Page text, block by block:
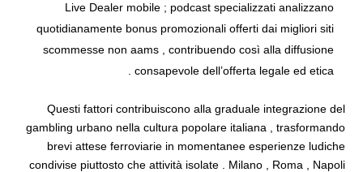
Live Dealer mobile ; podcast specializzati analizzano
quotidianamente bonus promozionali offerti dai migliori siti
scommesse non aams , contribuendo così alla diffusione
consapevole dell’offerta legale ed etica .
Questi fattori contribuiscono alla graduale integrazione del
gambling urbano nella cultura popolare italiana , trasformando
brevi attese ferroviarie in momentanee esperienze ludiche
condivise piuttosto che attività isolate . Milano , Roma , Napoli